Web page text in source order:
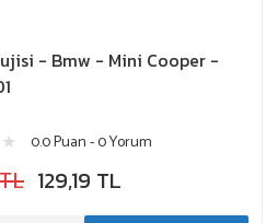
- Bmw - Mini Cooper -
0.0 Puan - 0 Yorum
129,19 TL